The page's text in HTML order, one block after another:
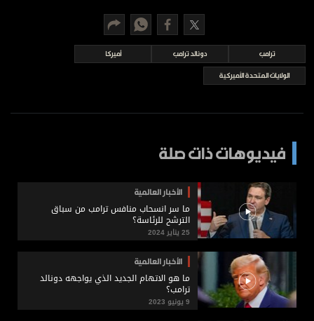
مواقيت الصلاة
الأحوال الجوية
ترامب دونالد ترامب أميركا
الولايات المتحدة الأميركية
فيديوهات ذات صلة
الأخبار العالمية
ما سر انسحاب منافس ترامب من سباق
الترشح للرئاسة؟
25 يناير 2024
الأخبار العالمية
ما هو الاتهام الجديد الذي يواجهه دونالد
ترامب؟
9 يونيو 2023